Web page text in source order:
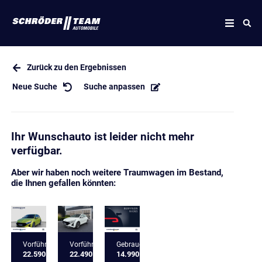
Zurück zu den Ergebnissen
Neue Suche Suche anpassen
Ihr Wunschauto ist leider nicht mehr
verfügbar.
Aber wir haben noch weitere Traumwagen im Bestand,
die Ihnen gefallen könnten:
Vorführfahrzeug
22.590 €
Vorführfahrzeug
22.490 €
Gebrauchtfahrzeug
14.990 €